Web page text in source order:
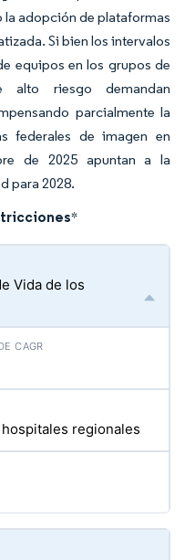
adopción de plataformas
Si bien los intervalos
equipos en los grupos de
riesgo demandan
parcialmente la
federales de imagen en
de 2025 apuntan a la
para 2028.
*
Vida de los
regionales